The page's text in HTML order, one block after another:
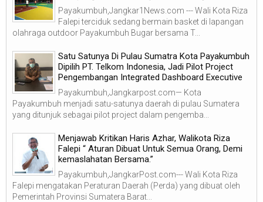
Payakumbuh,Jangkar1News.com --- Wali Kota Riza
Falepi terciduk sedang bermain basket di lapangan
olahraga outdoor Payakumbuh Bugar bersama T...
Satu Satunya Di Pulau Sumatra Kota Payakumbuh
Dipilih PT. Telkom Indonesia, Jadi Pilot Project
Pengembangan Integrated Dashboard Executive
Payakumbuh,Jangkarpost.com— Kota
Payakumbuh menjadi satu-satunya daerah di pulau Sumatera
yang ditunjuk sebagai pilot project dalam pengemba...
Menjawab Kritikan Haris Azhar, Walikota Riza
Falepi “ Aturan Dibuat Untuk Semua Orang, Demi
kemaslahatan Bersama.”
Payakumbuh,JangkarPost.com--- Wali Kota Riza
Falepi mengatakan Peraturan Daerah (Perda) yang dibuat oleh
Pemerintah Provinsi Sumatera Barat...